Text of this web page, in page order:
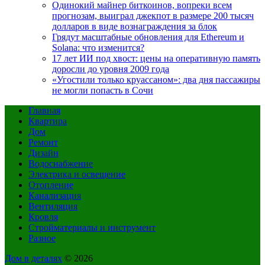
Одинокий майнер биткоинов, вопреки всем
прогнозам, выиграл джекпот в размере 200 тысяч
долларов в виде вознаграждения за блок
Грядут масштабные обновления для Ethereum и
Solana: что изменится?
17 лет ИИ под хвост: цены на оперативную память
доросли до уровня 2009 года
«Угостили только круассаном»: два дня пассажиры
не могли попасть в Сочи
Главная
Квартира
Дом
Ремонт
Дизайн
Водоснабжение
Электрика и освещение
Отопление
Канализация
Вентиляция
Кровля
Стройматериалы и инструмент
Разное
Дом в деталях © 2026